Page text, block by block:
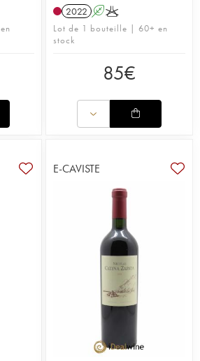
2022 AK
Lot de 1 bouteille | 60+ en
stock
85€
E-CAVISTE